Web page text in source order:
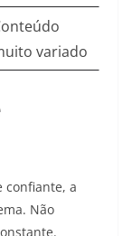
variado
confiante, a
Não